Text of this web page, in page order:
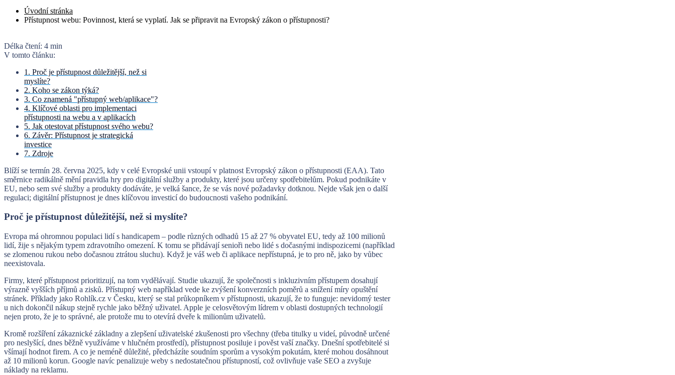
Úvodní stránka
Přístupnost webu: Povinnost, která se vyplatí. Jak se připravit na Evropský zákon o přístupnosti?
Délka čtení: 4 min
V tomto článku:
1. Proč je přístupnost důležitější, než si
myslíte?
2. Koho se zákon týká?
3. Co znamená "přístupný web/aplikace"?
4. Klíčové oblasti pro implementaci
přístupnosti na webu a v aplikacích
5. Jak otestovat přístupnost svého webu?
6. Závěr: Přístupnost je strategická
investice
7. Zdroje
Blíží se termín 28. června 2025, kdy v celé Evropské unii vstoupí v platnost Evropský zákon o přístupnosti (EAA). Tato
směrnice radikálně mění pravidla hry pro digitální služby a produkty, které jsou určeny spotřebitelům. Pokud podnikáte v
EU, nebo sem své služby a produkty dodáváte, je velká šance, že se vás nové požadavky dotknou. Nejde však jen o další
regulaci; digitální přístupnost je dnes klíčovou investicí do budoucnosti vašeho podnikání.
Proč je přístupnost důležitější, než si myslíte?
Evropa má ohromnou populaci lidí s handicapem – podle různých odhadů 15 až 27 % obyvatel EU, tedy až 100 milionů
lidí, žije s nějakým typem zdravotního omezení. K tomu se přidávají senioři nebo lidé s dočasnými indispozicemi (například
se zlomenou rukou nebo dočasnou ztrátou sluchu). Když je váš web či aplikace nepřístupná, je to pro ně, jako by vůbec
neexistovala.
Firmy, které přístupnost prioritizují, na tom vydělávají. Studie ukazují, že společnosti s inkluzivním přístupem dosahují
výrazně vyšších příjmů a zisků. Přístupný web například vede ke zvýšení konverzních poměrů a snížení míry opuštění
stránek. Příklady jako Rohlík.cz v Česku, který se stal průkopníkem v přístupnosti, ukazují, že to funguje: nevidomý tester
u nich dokončil nákup stejně rychle jako běžný uživatel. Apple je celosvětovým lídrem v oblasti dostupných technologií
nejen proto, že je to správné, ale protože mu to otevírá dveře k milionům uživatelů.
Kromě rozšíření zákaznické základny a zlepšení uživatelské zkušenosti pro všechny (třeba titulky u videí, původně určené
pro neslyšící, dnes běžně využíváme v hlučném prostředí), přístupnost posiluje i pověst vaší značky. Dnešní spotřebitelé si
všímají hodnot firem. A co je neméně důležité, předcházíte soudním sporům a vysokým pokutám, které mohou dosáhnout
až 10 milionů korun. Google navíc penalizuje weby s nedostatečnou přístupností, což ovlivňuje vaše SEO a zvyšuje
náklady na reklamu.